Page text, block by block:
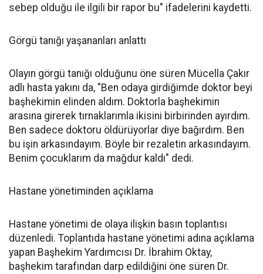
sebep olduğu ile ilgili bir rapor bu" ifadelerini kaydetti.
Görgü tanığı yaşananları anlattı
Olayın görgü tanığı olduğunu öne süren Mücella Çakır
adlı hasta yakını da, "Ben odaya girdiğimde doktor beyi
başhekimin elinden aldım. Doktorla başhekimin
arasına girerek tırnaklarımla ikisini birbirinden ayırdım.
Ben sadece doktoru öldürüyorlar diye bağırdım. Ben
bu işin arkasındayım. Böyle bir rezaletin arkasındayım.
Benim çocuklarım da mağdur kaldı" dedi.
Hastane yönetiminden açıklama
Hastane yönetimi de olaya ilişkin basın toplantısı
düzenledi. Toplantıda hastane yönetimi adına açıklama
yapan Başhekim Yardımcısı Dr. İbrahim Oktay,
başhekim tarafından darp edildiğini öne süren Dr.